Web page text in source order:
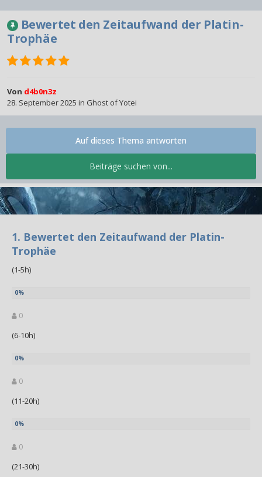
Bewertet den Zeitaufwand der Platin-
Trophäe
Von d4b0n3z
28. September 2025 in Ghost of Yotei
Beiträge suchen von...
Auf dieses Thema antworten
1. Bewertet den Zeitaufwand der Platin-
Trophäe
(1-5h)
0
(6-10h)
0
(11-20h)
0
(21-30h)